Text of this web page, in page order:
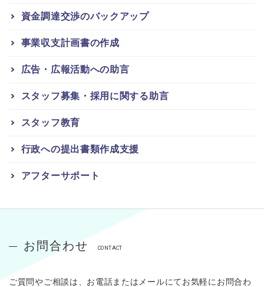
資金調達交渉のバックアップ
事業収支計画書の作成
広告・広報活動への助言
スタッフ募集・採用に関する助言
スタッフ教育
行政への提出書類作成支援
アフターサポート
お問合わせ CONTACT
ご質問やご相談は、お電話またはメールにてお気軽にお問合わ